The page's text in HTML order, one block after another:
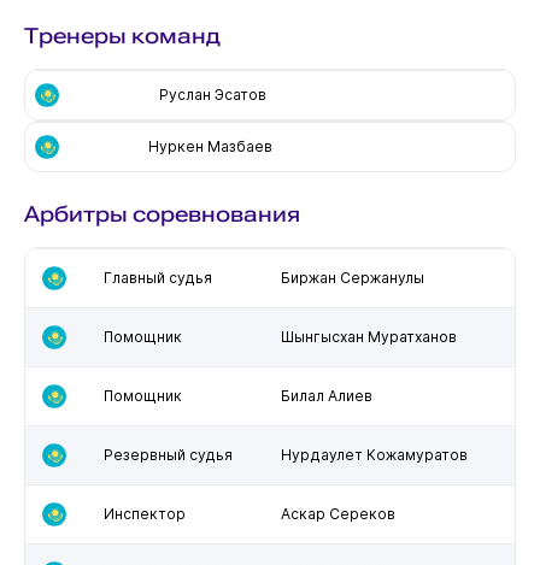
Тренеры команд
Руслан Эсатов
Нуркен Мазбаев
Арбитры соревнования
Главный судья Биржан Сержанулы
Помощник Шынгысхан Муратханов
Помощник Билал Алиев
Резервный судья Нурдаулет Кожамуратов
Инспектор Аскар Сереков